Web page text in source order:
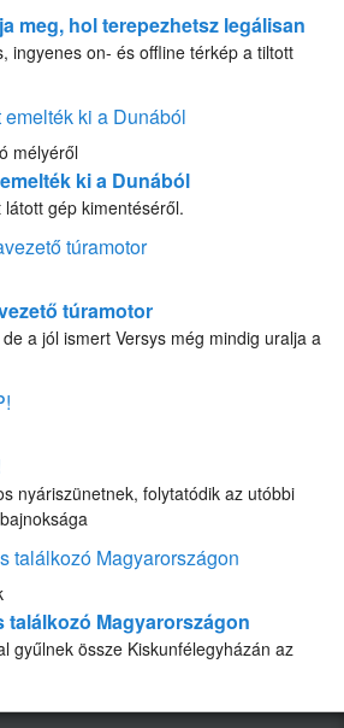
meg, hol terepezhetsz legálisan
ingyenes on- és offline térkép a tiltott
mélyéről
ki a Dunából
gép kimentéséről.
túramotor
a jól ismert Versys még mindig uralja a
nyáriszünetnek, folytatódik az utóbbi
Magyarországon
gyűlnek össze Kiskunfélegyházán az